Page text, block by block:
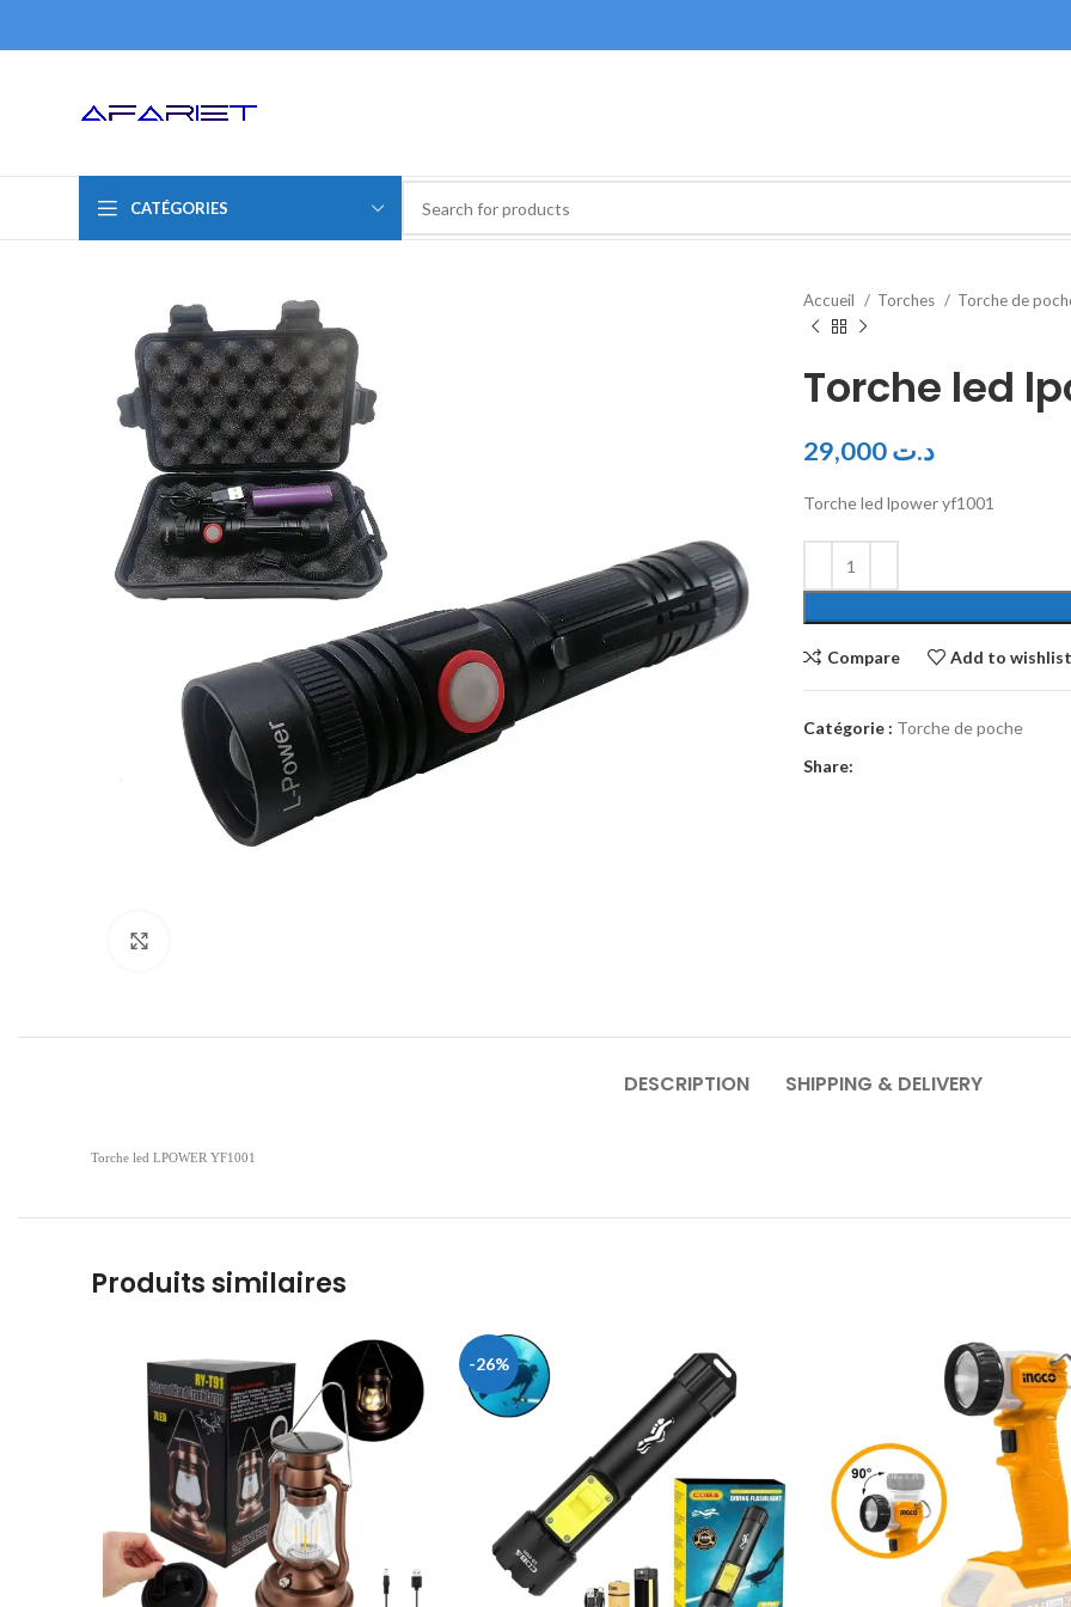
CATÉGORIES
Accueil Torches Torche de
Torche led
د.ت
Torche led lpower yf1001
Compare Add to wishlist
Catégorie : Torche de poche
Share:
DESCRIPTION SHIPPING & DELIVERY
Torche led LPOWER YF1001
Produits similaires
-26%